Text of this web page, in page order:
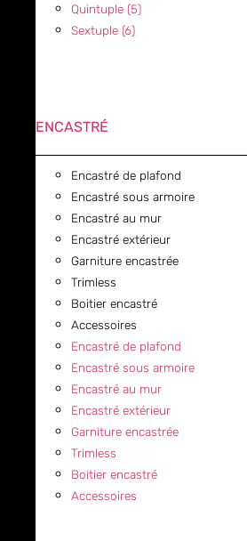
Quintuple (5)
Sextuple (6)
ENCASTRÉ
Encastré de plafond
Encastré sous armoire
Encastré au mur
Encastré extérieur
Garniture encastrée
Trimless
Boitier encastré
Accessoires
Encastré de plafond
Encastré sous armoire
Encastré au mur
Encastré extérieur
Garniture encastrée
Trimless
Boitier encastré
Accessoires